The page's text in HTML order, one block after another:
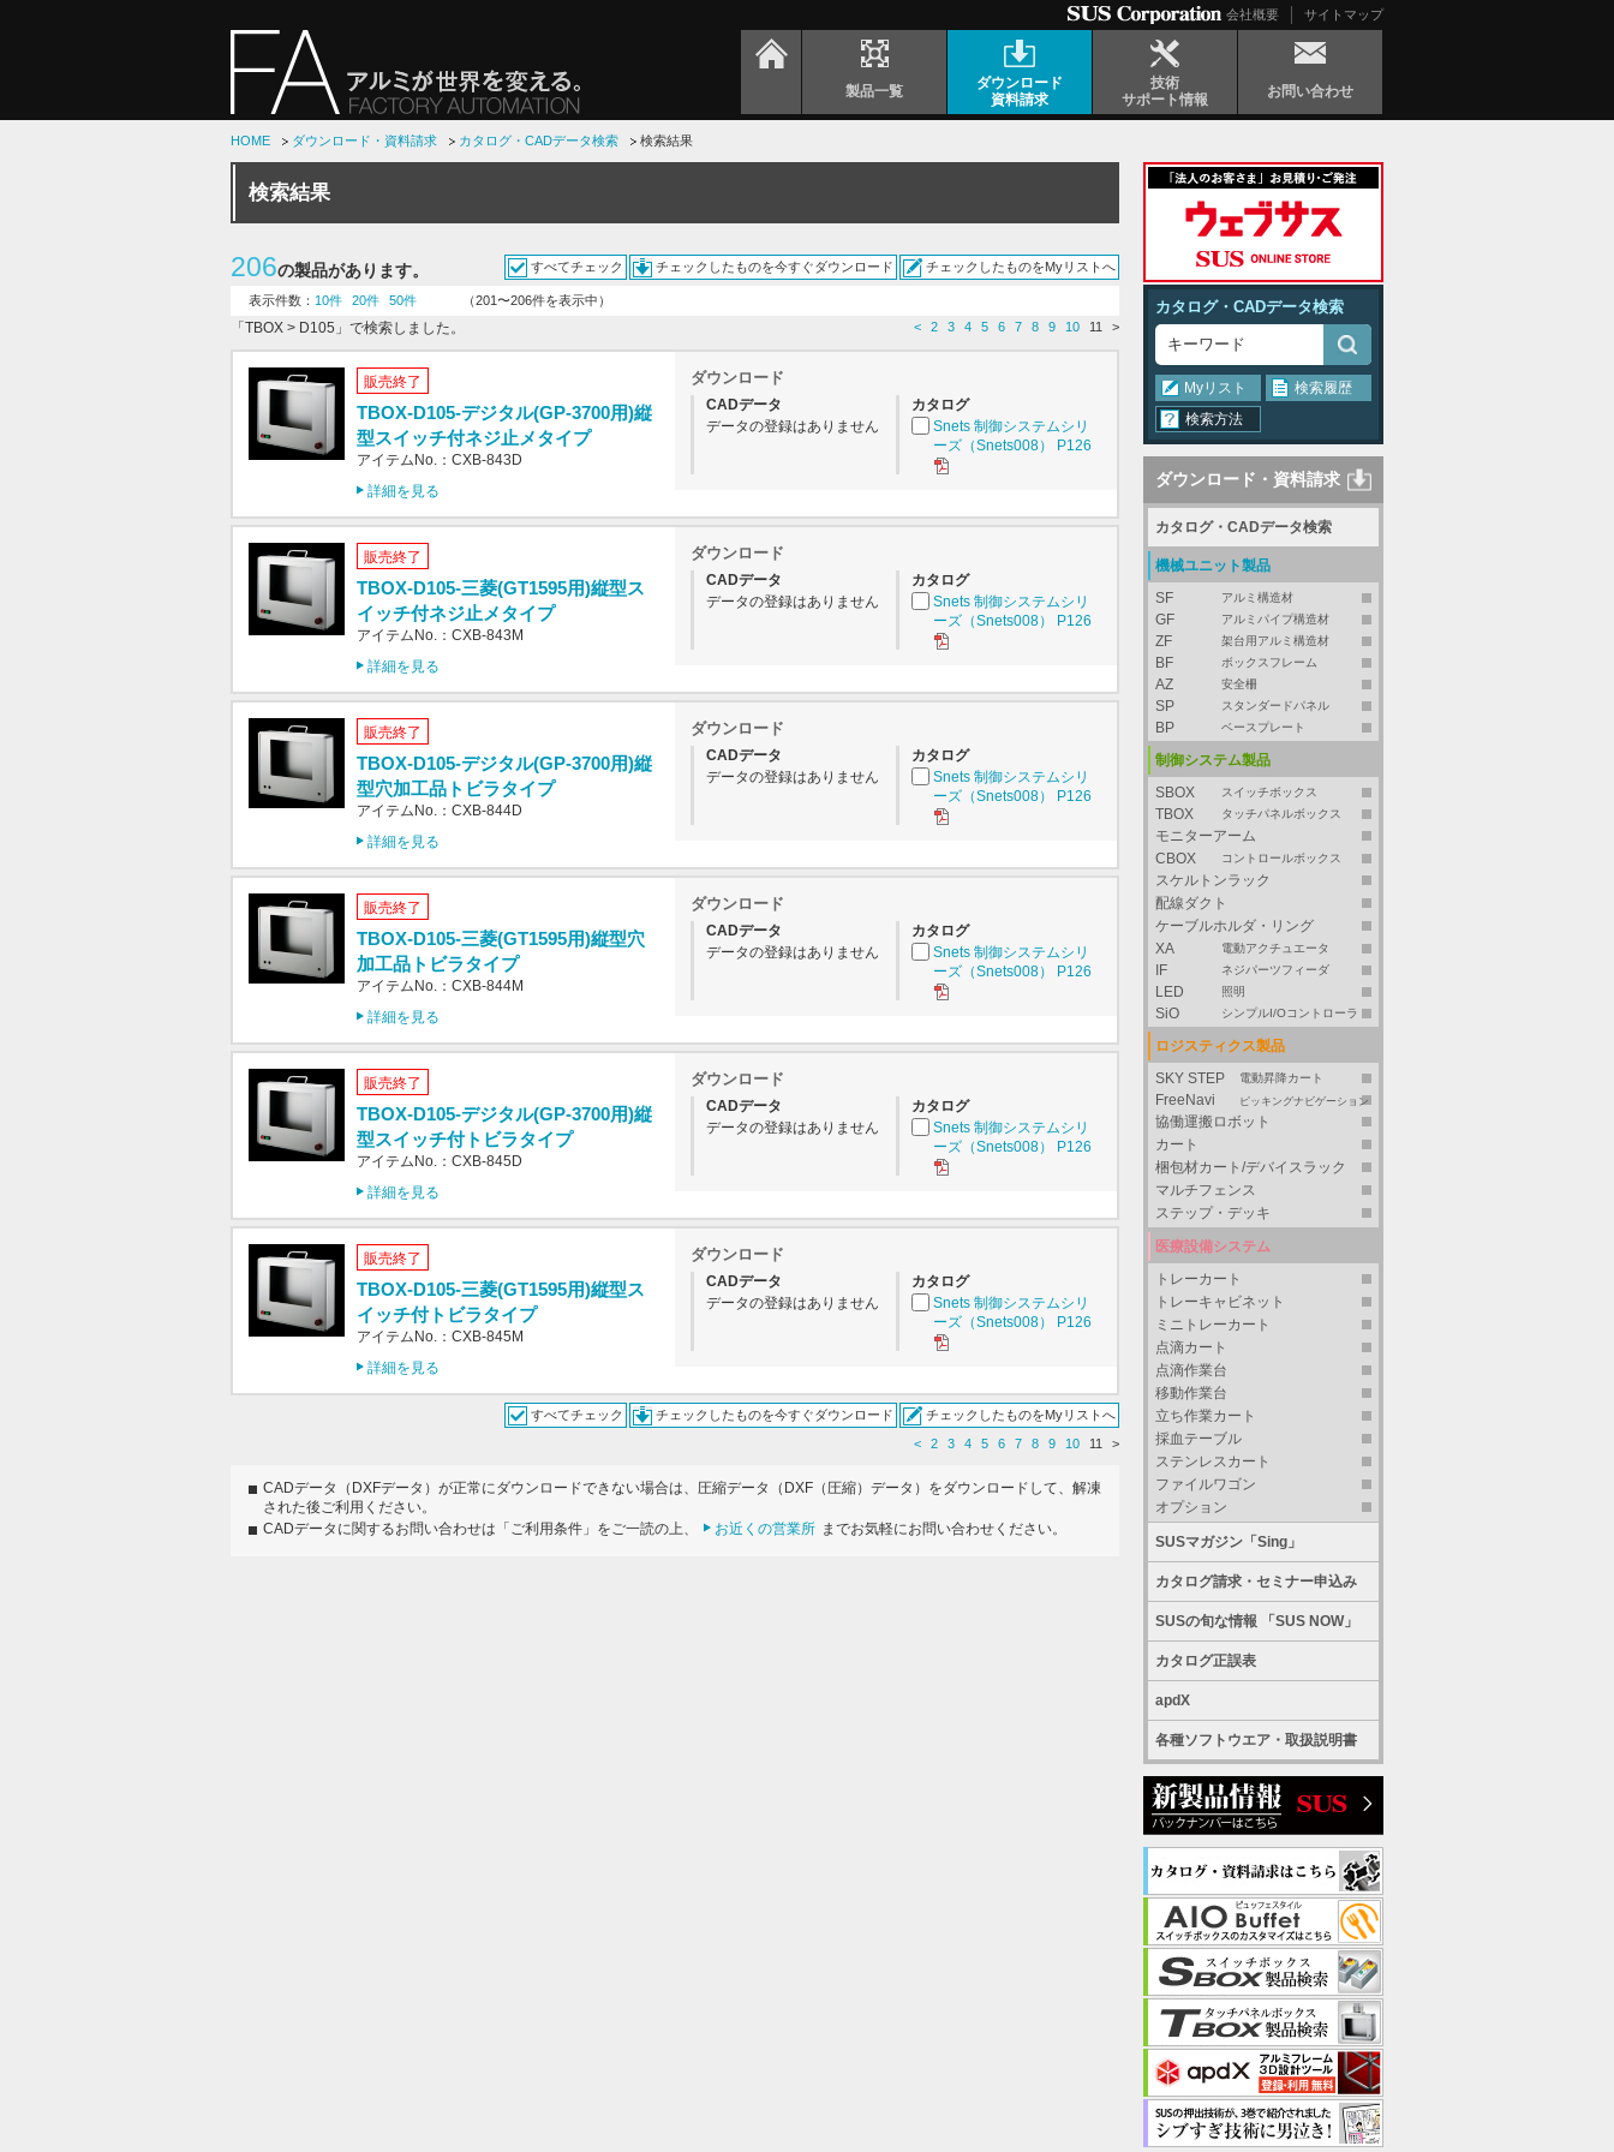
会社概要 サイトマップ
製品一覧
ダウンロード
資料請求
技術
サポート情報
お問い合わせ
HOME ダウンロード・資料請求 カタログ・CADデータ検索 検索結果
検索結果
206の製品があります。 すべてチェック チェックしたものを今すぐダウンロード チェックしたものをMyリストへ
表示件数： 10件 20件 50件 （201〜206件を表示中）
「TBOX > D105」で検索しました。 < 2 3 4 5 6 7 8 9 10 11 >
販売終了
TBOX-D105-デジタル(GP-3700用)縦
型スイッチ付ネジ止メタイプ
アイテムNo.：CXB-843D
詳細を見る
ダウンロード
CADデータ
データの登録はありません
カタログ
Snets 制御システムシリ
ーズ（Snets008） P126
販売終了
TBOX-D105-三菱(GT1595用)縦型ス
イッチ付ネジ止メタイプ
アイテムNo.：CXB-843M
詳細を見る
ダウンロード
CADデータ
データの登録はありません
カタログ
Snets 制御システムシリ
ーズ（Snets008） P126
販売終了
TBOX-D105-デジタル(GP-3700用)縦
型穴加工品トビラタイプ
アイテムNo.：CXB-844D
詳細を見る
ダウンロード
CADデータ
データの登録はありません
カタログ
Snets 制御システムシリ
ーズ（Snets008） P126
販売終了
TBOX-D105-三菱(GT1595用)縦型穴
加工品トビラタイプ
アイテムNo.：CXB-844M
詳細を見る
ダウンロード
CADデータ
データの登録はありません
カタログ
Snets 制御システムシリ
ーズ（Snets008） P126
販売終了
TBOX-D105-デジタル(GP-3700用)縦
型スイッチ付トビラタイプ
アイテムNo.：CXB-845D
詳細を見る
ダウンロード
CADデータ
データの登録はありません
カタログ
Snets 制御システムシリ
ーズ（Snets008） P126
販売終了
TBOX-D105-三菱(GT1595用)縦型ス
イッチ付トビラタイプ
アイテムNo.：CXB-845M
詳細を見る
ダウンロード
CADデータ
データの登録はありません
カタログ
Snets 制御システムシリ
ーズ（Snets008） P126
すべてチェック チェックしたものを今すぐダウンロード
チェックしたものをMyリストへ
<
2 3 4 5 6 7 8 9 10 11 >
CADデータ（DXFデータ）が正常にダウンロードできない場合は、圧縮データ（DXF（圧縮）データ）をダウンロードして、解凍
された後ご利用ください。
CADデータに関するお問い合わせは「ご利用条件」をご一読の上、
お近くの営業所 までお気軽にお問い合わせください。
カタログ・CADデータ検索
Myリスト
検索履歴
検索方法
ダウンロード・資料請求
カタログ・CADデータ検索
機械ユニット製品
SF
アルミ構造材
GF アルミパイプ構造材
ZF 架台用アルミ構造材
BF ボックスフレーム
AZ 安全柵
SP スタンダードパネル
BP ベースプレート
制御システム製品
SBOX
スイッチボックス
TBOX タッチパネルボックス
モニターアーム
CBOX
コントロールボックス
スケルトンラック
配線ダクト
ケーブルホルダ・リング
XA
電動アクチュエータ
IF ネジパーツフィーダ
LED 照明
SiO シンプルI/Oコントローラ
ロジスティクス製品
SKY STEP
電動昇降カート
FreeNavi ピッキングナビゲーション
協働運搬ロボット
カート
梱包材カート/デバイスラック
マルチフェンス
ステップ・デッキ
医療設備システム
トレーカート
トレーキャビネット
ミニトレーカート
点滴カート
点滴作業台
移動作業台
立ち作業カート
採血テーブル
ステンレスカート
ファイルワゴン
オプション
SUSマガジン「Sing」
カタログ請求・セミナー申込み
SUSの旬な情報 「SUS NOW」
カタログ正誤表
apdX
各種ソフトウエア・取扱説明書